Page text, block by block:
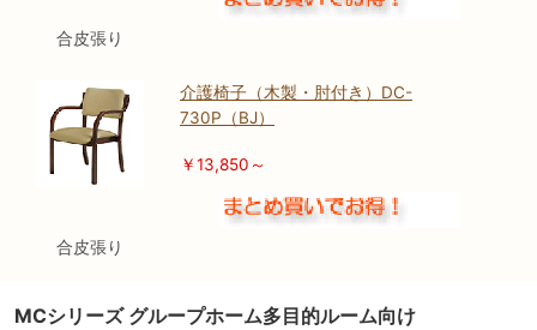
合皮張り
合皮張り
介護椅子（木製・肘付き）DC-
730P（BJ）
￥13,850～
MCシリーズ グループホーム多目的ルーム向け